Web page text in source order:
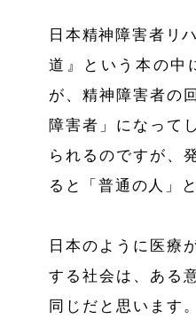
日本精神障害者リ
道』という本の中
が、精神障害者の
障害者」になって
られるのですが、
ると「普通の人」
日本のように医療
する社会は、ある
同じだと思います